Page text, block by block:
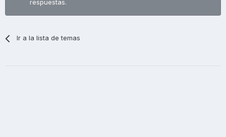
respuestas.
Ir a la lista de temas